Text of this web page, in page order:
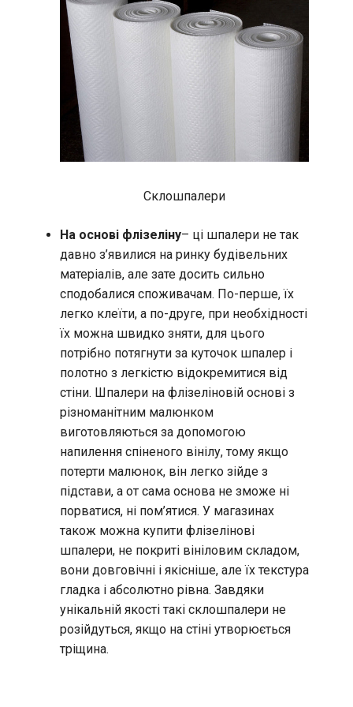
Склошпалери
На основі флізеліну– ці шпалери не так
давно з’явилися на ринку будівельних
матеріалів, але зате досить сильно
сподобалися споживачам. По-перше, їх
легко клеїти, а по-друге, при необхідності
їх можна швидко зняти, для цього
потрібно потягнути за куточок шпалер і
полотно з легкістю відокремитися від
стіни. Шпалери на флізеліновій основі з
різноманітним малюнком
виготовляються за допомогою
напилення спіненого вінілу, тому якщо
потерти малюнок, він легко зійде з
підстави, а от сама основа не зможе ні
порватися, ні пом’ятися. У магазинах
також можна купити флізелінові
шпалери, не покриті вініловим складом,
вони довговічні і якісніше, але їх текстура
гладка і абсолютно рівна. Завдяки
унікальній якості такі склошпалери не
розійдуться, якщо на стіні утворюється
тріщина.